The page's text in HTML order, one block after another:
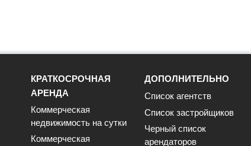
КРАТКОСРОЧНАЯ
АРЕНДА
Коммерческая
недвижимость на сутки
Коммерческая
ДОПОЛНИТЕЛЬНО
Список агентств
Список застройщиков
Черный список
арендаторов